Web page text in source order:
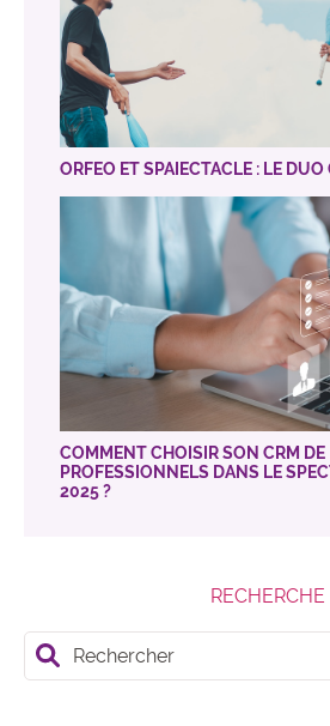
RECHERCHE
Rechercher
ORFEO ET SPAIECTACLE : LE
COMMENT CHOISIR SON CRM DE
PROFESSIONNELS DANS LE
2025 ?